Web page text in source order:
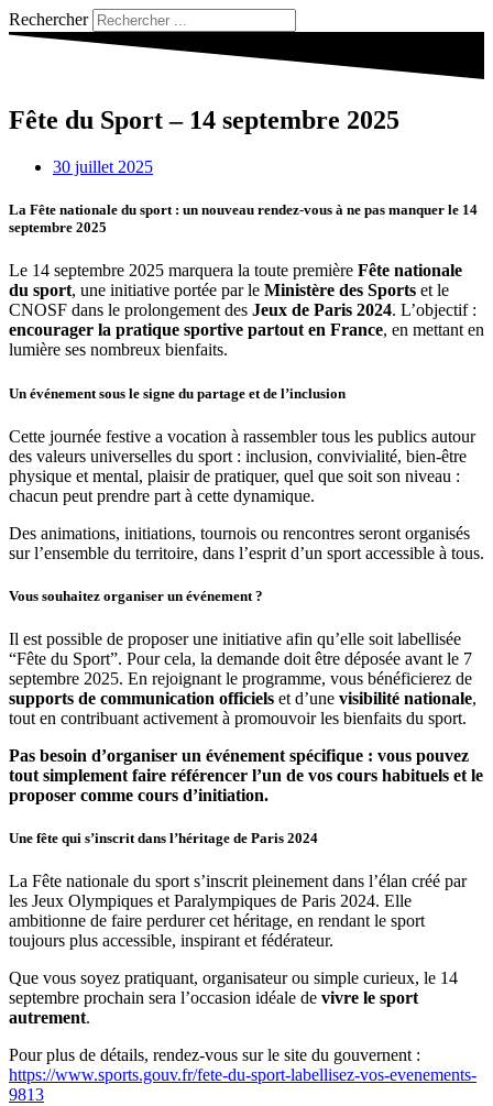
Rechercher
Fête du Sport – 14 septembre 2025
30 juillet 2025
La Fête nationale du sport : un nouveau rendez-vous à ne pas manquer le 14
septembre 2025
Le 14 septembre 2025 marquera la toute première Fête nationale
du sport, une initiative portée par le Ministère des Sports et le
CNOSF dans le prolongement des Jeux de Paris 2024. L’objectif :
encourager la pratique sportive partout en France, en mettant en
lumière ses nombreux bienfaits.
Un événement sous le signe du partage et de l’inclusion
Cette journée festive a vocation à rassembler tous les publics autour
des valeurs universelles du sport : inclusion, convivialité, bien-être
physique et mental, plaisir de pratiquer, quel que soit son niveau :
chacun peut prendre part à cette dynamique.
Des animations, initiations, tournois ou rencontres seront organisés
sur l’ensemble du territoire, dans l’esprit d’un sport accessible à tous.
Vous souhaitez organiser un événement ?
Il est possible de proposer une initiative afin qu’elle soit labellisée
“Fête du Sport”. Pour cela, la demande doit être déposée avant le 7
septembre 2025. En rejoignant le programme, vous bénéficierez de
supports de communication officiels et d’une visibilité nationale,
tout en contribuant activement à promouvoir les bienfaits du sport.
Pas besoin d’organiser un événement spécifique : vous pouvez
tout simplement faire référencer l’un de vos cours habituels et le
proposer comme cours d’initiation.
Une fête qui s’inscrit dans l’héritage de Paris 2024
La Fête nationale du sport s’inscrit pleinement dans l’élan créé par
les Jeux Olympiques et Paralympiques de Paris 2024. Elle
ambitionne de faire perdurer cet héritage, en rendant le sport
toujours plus accessible, inspirant et fédérateur.
Que vous soyez pratiquant, organisateur ou simple curieux, le 14
septembre prochain sera l’occasion idéale de vivre le sport
autrement.
Pour plus de détails, rendez-vous sur le site du gouvernent :
https://www.sports.gouv.fr/fete-du-sport-labellisez-vos-evenements-
9813